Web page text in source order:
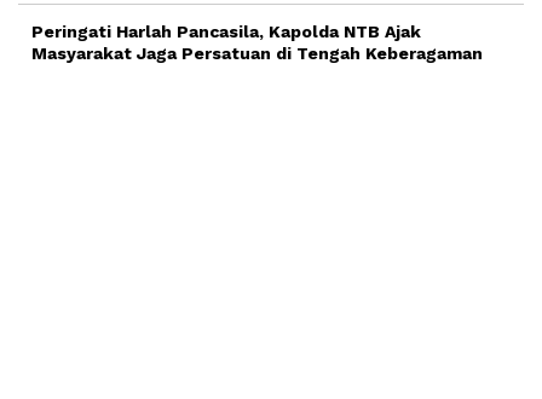
Peringati Harlah Pancasila, Kapolda NTB Ajak
Masyarakat Jaga Persatuan di Tengah Keberagaman